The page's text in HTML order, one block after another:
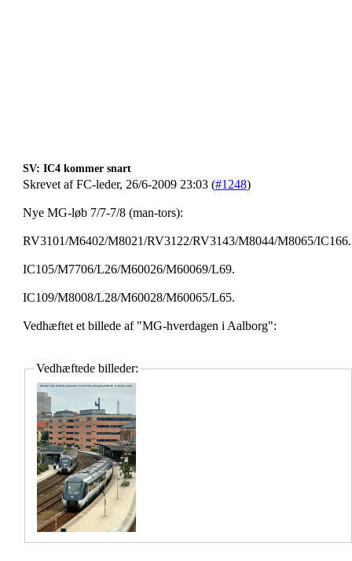
SV: IC4 kommer snart
Skrevet af FC-leder, 26/6-2009 23:03 (#1248)
Nye MG-løb 7/7-7/8 (man-tors):
RV3101/M6402/M8021/RV3122/RV3143/M8044/M8065/IC166.
IC105/M7706/L26/M60026/M60069/L69.
IC109/M8008/L28/M60028/M60065/L65.
Vedhæftet et billede af "MG-hverdagen i Aalborg":
Vedhæftede billeder: